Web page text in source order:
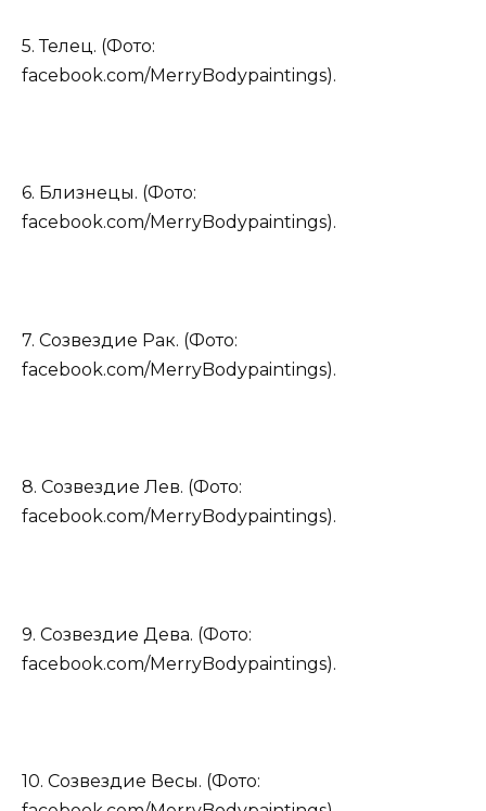
5. Телец. (Фото:
facebook.com/MerryBodypaintings).
6. Близнецы. (Фото:
facebook.com/MerryBodypaintings).
7. Созвездие Рак. (Фото:
facebook.com/MerryBodypaintings).
8. Созвездие Лев. (Фото:
facebook.com/MerryBodypaintings).
9. Созвездие Дева. (Фото:
facebook.com/MerryBodypaintings).
10. Созвездие Весы. (Фото: